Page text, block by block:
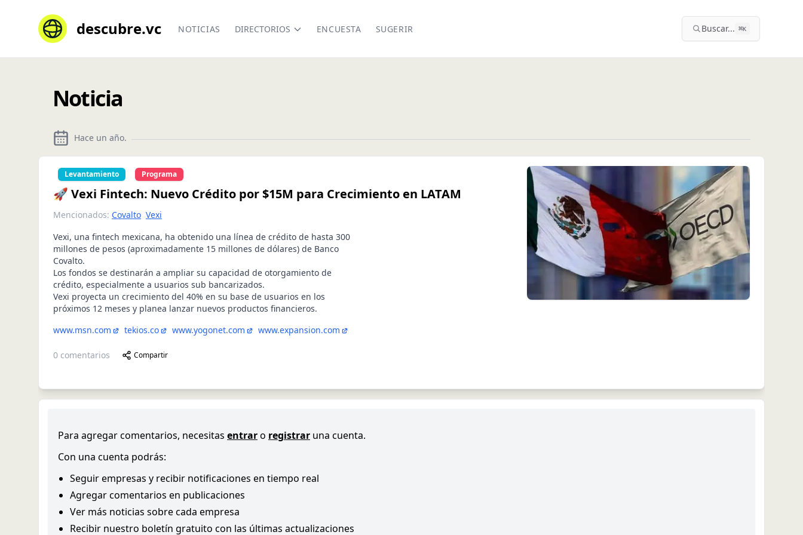
descubre.vc NOTICIAS DIRECTORIOS ENCUESTA SUGERIR Buscar... ⌘K
Noticia
Hace un año.
Levantamiento Programa
🚀 Vexi Fintech: Nuevo Crédito por $15M para Crecimiento en LATAM
Mencionados: Covalto Vexi
Vexi, una fintech mexicana, ha obtenido una línea de crédito de hasta 300
millones de pesos (aproximadamente 15 millones de dólares) de Banco
Covalto.
Los fondos se destinarán a ampliar su capacidad de otorgamiento de
crédito, especialmente a usuarios sub bancarizados.
Vexi proyecta un crecimiento del 40% en su base de usuarios en los
próximos 12 meses y planea lanzar nuevos productos financieros.
www.msn.com
tekios.co www.yogonet.com www.expansion.com
0 comentarios Compartir
Para agregar comentarios, necesitas entraro registrar una cuenta.
Con una cuenta podrás:
Seguir empresas y recibir notificaciones en tiempo real
Agregar comentarios en publicaciones
Ver más noticias sobre cada empresa
Recibir nuestro boletín gratuito con las últimas actualizaciones